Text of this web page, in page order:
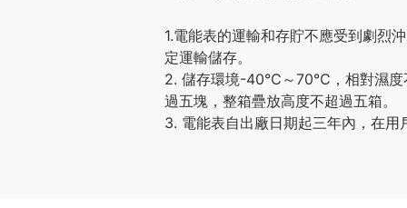
1.電能表的運輸和存貯不應受到劇烈
定運輸儲存。
2. 儲存環境-40℃～70℃，相對濕度
過五塊，整箱疊放高度不超過五箱。
3. 電能表自出廠日期起三年內，在